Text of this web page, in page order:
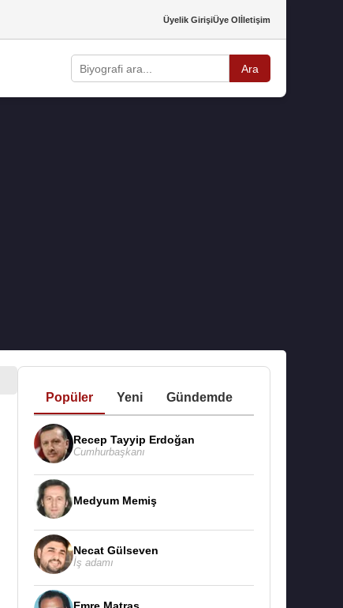
Üyelik GirişiÜye Olİletişim
Ara
Popüler Yeni Gündemde
Recep Tayyip Erdoğan
Cumhurbaşkanı
Medyum Memiş
Necat Gülseven
İş adamı
Emre Matraş